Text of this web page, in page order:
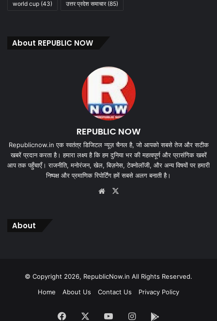
world cup (43) उत्तर प्रदेश समाचार(85)
About REPUBLIC NOW
REPUBLIC NOW
Republicnow.in एक स्वतंत्र डिजिटल न्यूज़ चैनल है, जो आपको सबसे तेज और सटीक
खबरें प्रदान करता है। हमारा लक्ष्य है कि हम दुनिया भर की महत्वपूर्ण और प्रासंगिक खबरें
आप तक पहुँचाएँ। राजनीति, मनोरंजन, खेल, बिज़नेस, टेक्नोलॉजी, और अन्य विषयों पर हमारी
निष्पक्ष और प्रमाणिक रिपोर्टिंग हमें सबसे अलग बनाती है।
Website
About
© Copyright 2026, RepublicNow.in All Rights Reserved.
Home
About Us Contact Us Privacy Policy
Facebook YouTubeInstagram